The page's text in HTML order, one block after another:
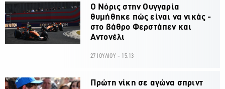
O Νόρις στην Ουγγαρία
θυμήθηκε πώς είναι να νικάς -
στο βάθρο Φερστάπεν και
Αντονέλι
27 ΙΟΥΛΙΟΥ - 15:13
Πρώτη νίκη σε αγώνα σπριντ